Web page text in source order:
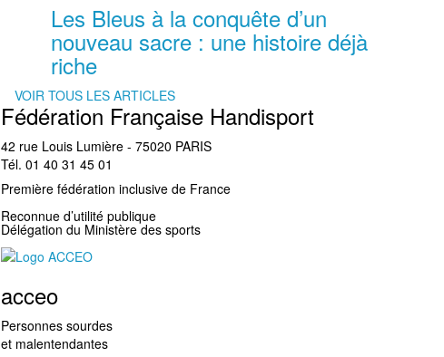
Les Bleus à la conquête d’un
nouveau sacre : une histoire déjà
riche
VOIR TOUS LES ARTICLES
Fédération Française Handisport
42 rue Louis Lumière - 75020 PARIS
Tél. 01 40 31 45 01
Première fédération inclusive de France
Reconnue d’utilité publique
Délégation du Ministère des sports
acceo
Personnes sourdes
et malentendantes